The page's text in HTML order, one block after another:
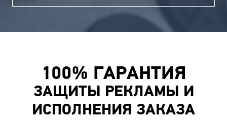
100% ГАРАНТИЯ
ЗАЩИТЫ РЕКЛАМЫ И
ИСПОЛНЕНИЯ ЗАКАЗА